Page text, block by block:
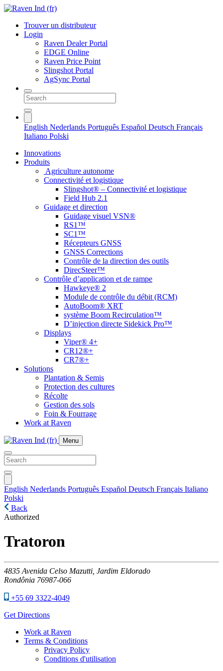
Trouver un distributeur
Login
Raven Dealer Portal
EDGE Online
Raven Price Point
Slingshot Portal
AgSync Portal
English Nederlands Português Español Deutsch Français
Italiano Polski
Innovations
Produits
Agriculture autonome
Connectivité et logistique
Slingshot® – Connectivité et logistique
Field Hub 2.1
Guidage et direction
Guidage visuel VSN®
RS1™
SC1™
Récepteurs GNSS
GNSS Corrections
Contrôle de la direction des outils
DirecSteer™
Contrôle d’application et de rampe
Hawkeye® 2
Module de contrôle du débit (RCM)
AutoBoom® XRT
système Boom Recirculation™
D’injection directe Sidekick Pro™
Displays
Viper® 4+
CR12®+
CR7®+
Solutions
Plantation & Semis
Protection des cultures
Récolte
Gestion des sols
Foin & Fourrage
Work at Raven
Menu
English Nederlands Português Español Deutsch Français Italiano
Polski
Back
Authorized
Tratoron
4835 Avenida Celso Mazutti, Jardim Eldorado
Rondônia 76987-066
+55 69 3322-4049
Get Directions
Work at Raven
Terms & Conditions
Privacy Policy
Conditions d'utilisation